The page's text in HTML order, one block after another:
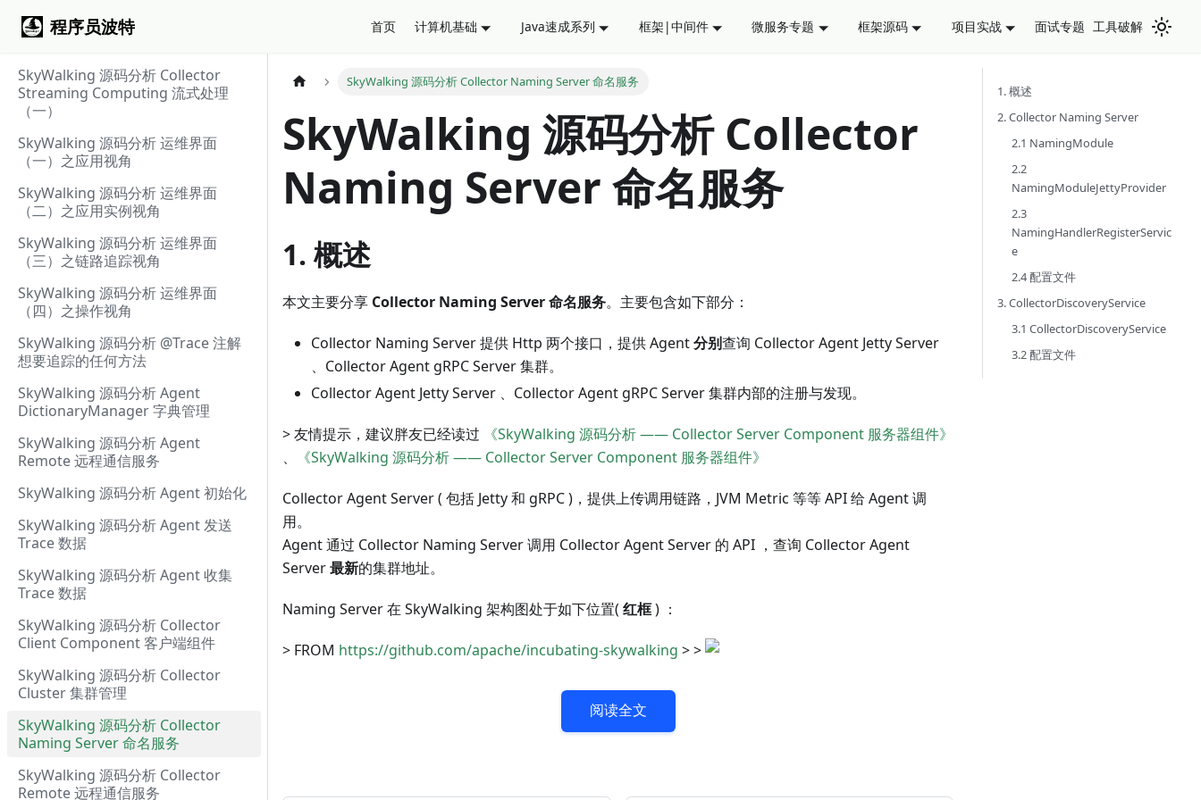
程序员波特 首页 计算机基础 Java速成系列 框架|中间件 微服务专题 框架源码 项目实战 面试专题 工具破解
SkyWalking 源码分析 Collector
Streaming Computing 流式处理
（一）
SkyWalking 源码分析 运维界面
（一）之应用视角
SkyWalking 源码分析 运维界面
（二）之应用实例视角
SkyWalking 源码分析 运维界面
（三）之链路追踪视角
SkyWalking 源码分析 运维界面
（四）之操作视角
SkyWalking 源码分析 @Trace 注解
想要追踪的任何方法
SkyWalking 源码分析 Agent
DictionaryManager 字典管理
SkyWalking 源码分析 Agent
Remote 远程通信服务
SkyWalking 源码分析 Agent 初始化
SkyWalking 源码分析 Agent 发送
Trace 数据
SkyWalking 源码分析 Agent 收集
Trace 数据
SkyWalking 源码分析 Collector
Client Component 客户端组件
SkyWalking 源码分析 Collector
Cluster 集群管理
SkyWalking 源码分析 Collector
Naming Server 命名服务
SkyWalking 源码分析 Collector
Remote 远程通信服务
SkyWalking 源码分析 Collector Naming Server 命名服务
SkyWalking 源码分析 Collector
Naming Server 命名服务
1. 概述
本文主要分享 Collector Naming Server 命名服务。主要包含如下部分：
Collector Naming Server 提供 Http 两个接口，提供 Agent分别查询 Collector Agent Jetty Server
、Collector Agent gRPC Server 集群。
Collector Agent Jetty Server 、Collector Agent gRPC Server 集群内部的注册与发现。
> 友情提示，建议胖友已经读过
《SkyWalking 源码分析 —— Collector Server Component 服务器组件》
、
《SkyWalking 源码分析 —— Collector Server Component 服务器组件》
Collector Agent Server ( 包括 Jetty 和 gRPC )，提供上传调用链路，JVM Metric 等等 API 给 Agent 调
用。
Agent 通过 Collector Naming Server 调用 Collector Agent Server 的 API ，查询 Collector Agent
Server最新的集群地址。
Naming Server 在 SkyWalking 架构图处于如下位置( 红框) ：
> FROM https://github.com/apache/incubating-skywalking > >
阅读全文
1. 概述
2. Collector Naming Server
2.1 NamingModule
2.2
NamingModuleJettyProvider
2.3
NamingHandlerRegisterServic
e
2.4 配置文件
3. CollectorDiscoveryService
3.1 CollectorDiscoveryService
3.2 配置文件